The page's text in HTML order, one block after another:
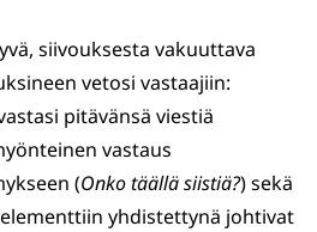
siivouksesta vakuuttava
vetosi vastaajiin:
pitävänsä viestiä
vastaus
(Onko täällä siistiä?) sekä
yhdistettynä johtivat